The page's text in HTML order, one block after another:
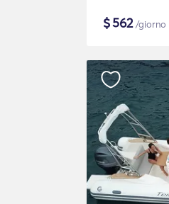
$562/giorno